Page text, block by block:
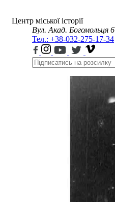
Центр міської історії
Вул. Акад. Богомольця 6
Тел.: +38-032-275-17-34